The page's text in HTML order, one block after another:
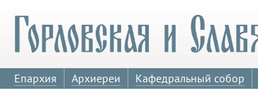
Епархия Архиереи Кафедральный собор